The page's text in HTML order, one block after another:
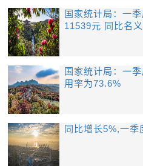
国家统计局：一
11539元 同比名
国家统计局：一
用率为73.6%
同比增长5%,一季